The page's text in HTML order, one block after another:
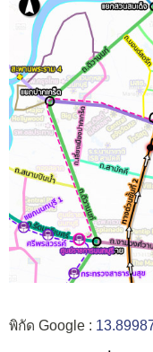
พิกัด Google :